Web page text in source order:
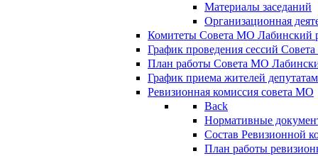
Материалы заседаний
Организационная
Комитеты Совета МО Лабинский
График проведения сессий
План работы Совета МО
График приема жителей
Ревизионная комиссия совета МО
Back
Нормативные
Состав Ревизионной
План работы